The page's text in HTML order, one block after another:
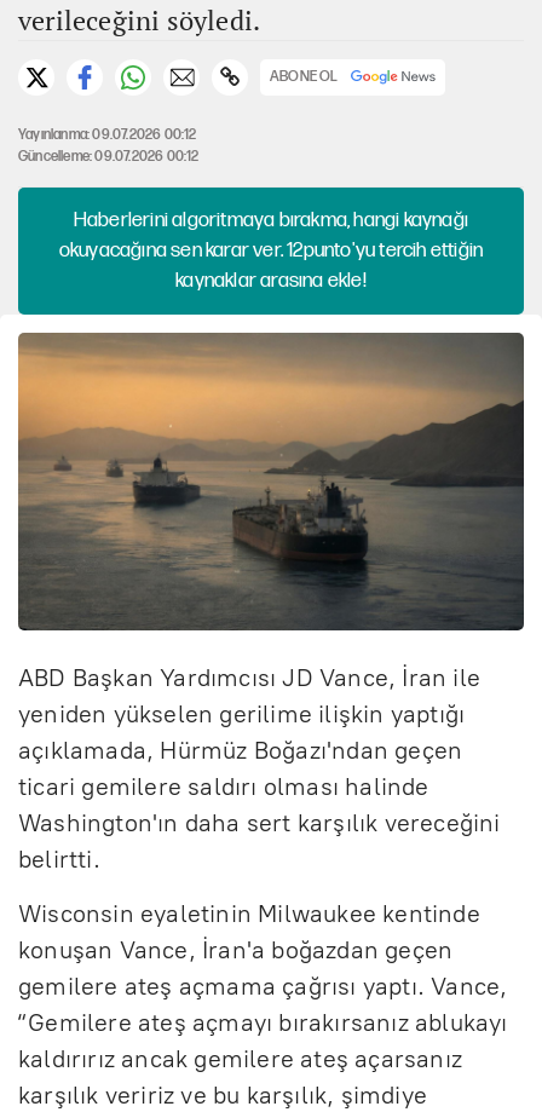
verileceğini söyledi.
ABONE OL
Yayınlanma: 09.07.2026 00:12
Güncelleme: 09.07.2026 00:12
Haberlerini algoritmaya bırakma, hangi kaynağı
okuyacağına sen karar ver. 12punto'yu tercih ettiğin
kaynaklar arasına ekle!
ABD Başkan Yardımcısı JD Vance, İran ile
yeniden yükselen gerilime ilişkin yaptığı
açıklamada, Hürmüz Boğazı'ndan geçen
ticari gemilere saldırı olması halinde
Washington'ın daha sert karşılık vereceğini
belirtti.
Wisconsin eyaletinin Milwaukee kentinde
konuşan Vance, İran'a boğazdan geçen
gemilere ateş açmama çağrısı yaptı. Vance,
“Gemilere ateş açmayı bırakırsanız ablukayı
kaldırırız ancak gemilere ateş açarsanız
karşılık veririz ve bu karşılık, şimdiye